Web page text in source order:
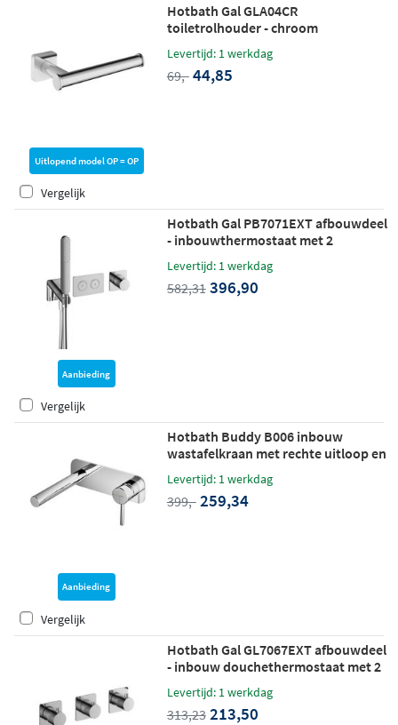
Uitlopend model OP = OP
Hotbath Gal GLA04CR
toiletrolhouder - chroom
Levertijd: 1 werkdag
69,- 44,85
Vergelijk
Aanbieding
Hotbath Gal PB7071EXT afbouwdeel
- inbouwthermostaat met 2
pushbuttons - chroom
Levertijd: 1 werkdag
582,31 396,90
Vergelijk
Aanbieding
Hotbath Buddy B006 inbouw
wastafelkraan met rechte uitloop en
achterplaat chroom
Levertijd: 1 werkdag
399,- 259,34
Vergelijk
Hotbath Gal GL7067EXT afbouwdeel
- inbouw douchethermostaat met 2
chroom
Levertijd: 1 werkdag
313,23 213,50